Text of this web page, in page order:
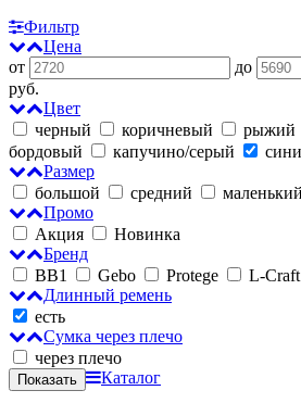
Фильтр
Цена
от
до
руб.
Цвет
черный
коричневый рыжий
бордовый
капучино/серый
Размер
большой
средний
маленький
Промо
Акция
Новинка
Бренд
BB1
Gebo Protege L-Craft
Длинный ремень
есть
Сумка через плечо
через плечо
Каталог